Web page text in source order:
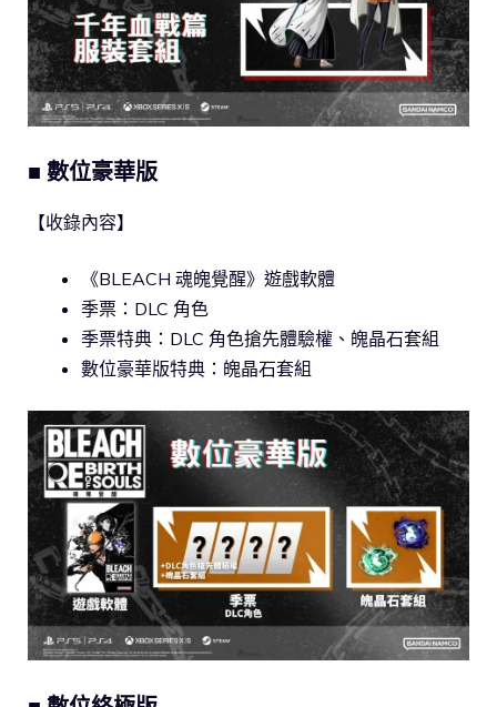
■ 數位豪華版
【收錄內容】
《BLEACH 魂魄覺醒》遊戲軟體
季票：DLC 角色
季票特典：DLC 角色搶先體驗權、魄晶石套組
數位豪華版特典：魄晶石套組